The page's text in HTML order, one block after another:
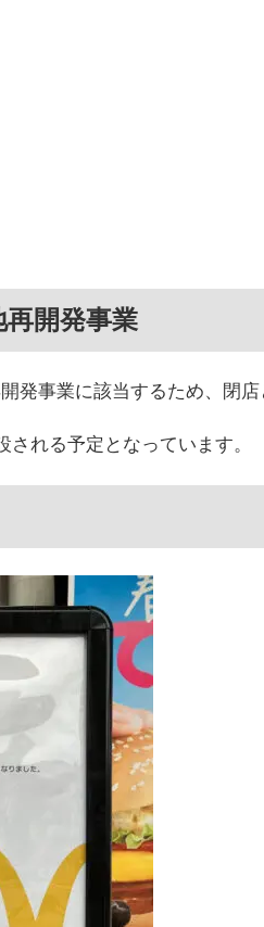
再開発事業
発事業に該当するため、閉店
れる予定となっています。